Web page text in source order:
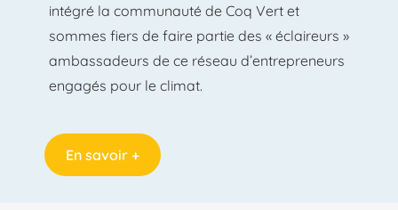
intégré la communauté de Coq Vert et
sommes fiers de faire partie des « éclaireurs »
ambassadeurs de ce réseau d’entrepreneurs
engagés pour le climat.
En savoir +